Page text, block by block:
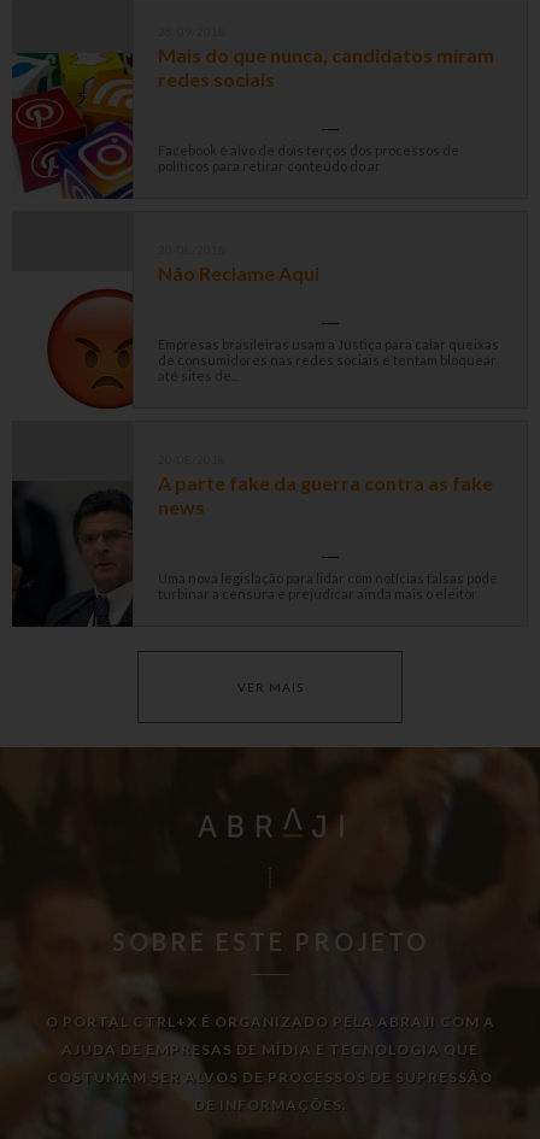
Mais do que nunca, candidatos miram
redes sociais
Facebook é alvo de dois terços dos processos de
políticos para retirar conteúdo do ar
Não Reclame Aqui
Empresas brasileiras usam a Justiça para calar queixas
de consumidores nas redes sociais e tentam bloquear
até sites de...
A parte fake da guerra contra as fake
news
Uma nova legislação para lidar com notícias falsas pode
turbinar a censura e prejudicar ainda mais o eleitor
VER MAIS
SOBRE ESTE PROJETO
O PORTAL CTRL+X É ORGANIZADO PELA ABRAJI COM A
AJUDA DE EMPRESAS DE MÍDIA E TECNOLOGIA QUE
COSTUMAM SER ALVOS DE PROCESSOS DE SUPRESSÃO
DE INFORMAÇÕES.